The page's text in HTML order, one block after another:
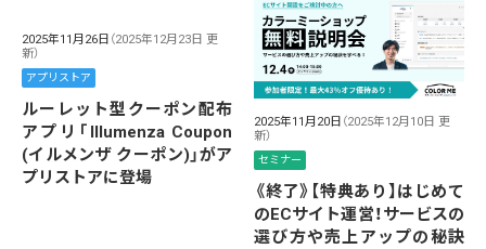
2025年11月26日 （2025年12月23日 更
新）
アプリストア
ルーレット型クーポン配布
アプリ「Illumenza Coupon
(イルメンザ クーポン)」がア
プリストアに登場
2025年11月20日 （2025年12月10日 更
新）
セミナー
《終了》【特典あり】はじめて
のECサイト運営！サービスの
選び方や売上アップの秘訣